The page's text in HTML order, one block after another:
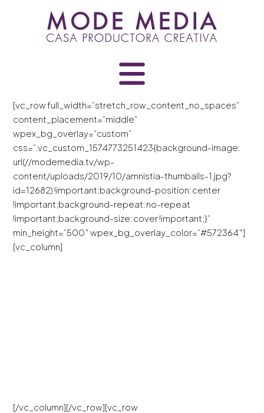
[vc_row full_width=”stretch_row_content_no_spaces”
content_placement=”middle”
wpex_bg_overlay=”custom”
css=”.vc_custom_1574773251423{background-image:
url(//modemedia.tv/wp-
content/uploads/2019/10/amnistia-thumbails-1.jpg?
id=12682) !important;background-position: center
!important;background-repeat: no-repeat
!important;background-size: cover !important;}”
min_height=”500″ wpex_bg_overlay_color=”#572364″]
[vc_column]
[/vc_column][/vc_row][vc_row